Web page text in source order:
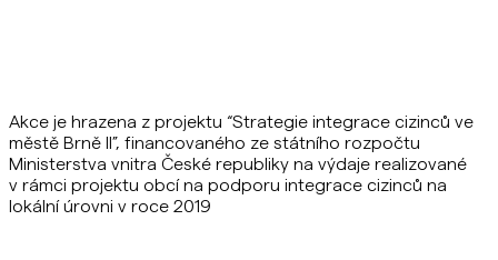
Akce je hrazena z projektu “Strategie integrace cizinců ve
městě Brně II”, financovaného ze státního rozpočtu
Ministerstva vnitra České republiky na výdaje realizované
v rámci projektu obcí na podporu integrace cizinců na
lokální úrovni v roce 2019